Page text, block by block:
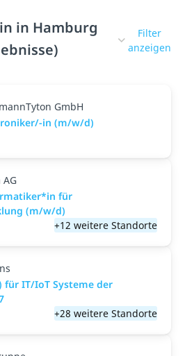
in Hamburg
Filter
anzeigen
GmbH
in (m/w/d)
für
(m/w/d)
+12 weitere Standorte
IT/IoT Systeme der
+28 weitere Standorte